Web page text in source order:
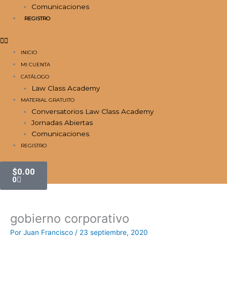
Comunicaciones
REGISTRO
INICIO
MI CUENTA
CATÁLOGO
Law Class Academy
MATERIAL GRATUITO
Conversatorios Law Class Academy
Jornadas Abiertas
Comunicaciones
REGISTRO
$0.00
0
Carrito
gobierno corporativo
Por Juan Francisco / 23 septiembre, 2020